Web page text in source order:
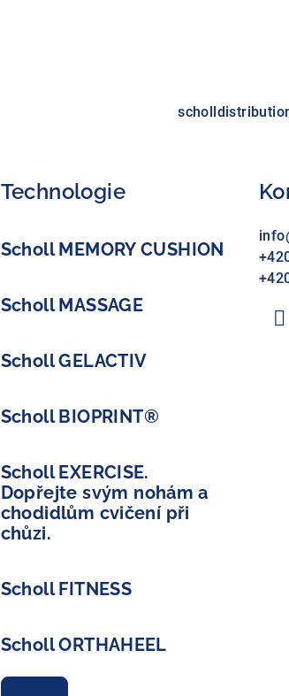
Technologie
Scholl MEMORY CUSHION
Scholl MASSAGE
Scholl GELACTIV
Scholl BIOPRINT®
Scholl EXERCISE.
Dopřejte svým nohám a
chodidlům cvičení při
chůzi.
Scholl FITNESS
Scholl ORTHAHEEL
info